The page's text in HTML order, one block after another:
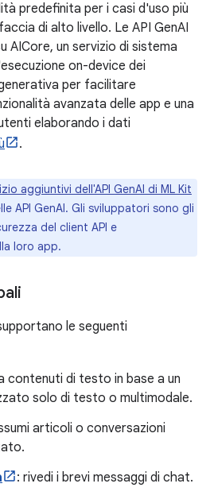
predefinita per i casi d'uso più
di alto livello. Le API GenAI
AICore, un servizio di sistema
on-device dei
per facilitare
avanzata delle app e una
elaborando i dati
.
aggiuntivi dell'API GenAI di ML Kit
API GenAI. Gli sviluppatori sono gli
del client API e
loro app.
le seguenti
contenuti di testo in base a un
solo di testo o multimodale.
articoli o conversazioni
: rivedi i brevi messaggi di chat.